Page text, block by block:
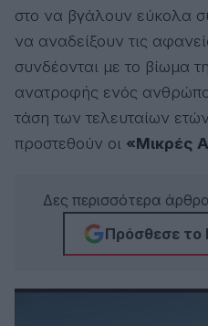
στο να βγάλουν εύκολα
να αναδείξουν τις
συνδέονται με το βίωμα
ανατροφής ενός
τάση των τελευταίων
προστεθούν οι «Μικρές
Δες περισσότερα
Πρόσθεσε το